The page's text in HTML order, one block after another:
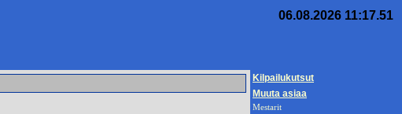
06.08.2026 11:17.51
Kilpailukutsut
Muuta asiaa
Mestarit